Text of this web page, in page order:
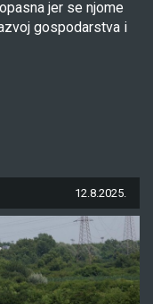
jer se njome
gospodarstva i
12.8.2025.